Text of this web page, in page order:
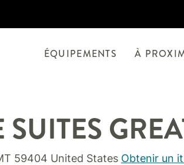
ÉQUIPEMENTS À
SUITES
59404 United States Obtenir un